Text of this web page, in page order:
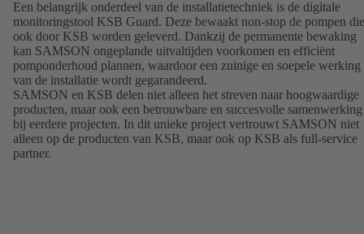
Een belangrijk onderdeel van de installatietechniek is de digitale
monitoringstool KSB Guard. Deze bewaakt non-stop de pompen die
ook door KSB worden geleverd. Dankzij de permanente bewaking
kan SAMSON ongeplande uitvaltijden voorkomen en efficiënt
pomponderhoud plannen, waardoor een zuinige en soepele werking
van de installatie wordt gegarandeerd.
SAMSON en KSB delen niet alleen het streven naar hoogwaardige
producten, maar ook een betrouwbare en succesvolle samenwerking
bij eerdere projecten. In dit unieke project vertrouwt SAMSON niet
alleen op de producten van KSB, maar ook op KSB als full-service
partner.